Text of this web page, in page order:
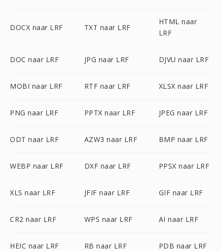
DOCX naar LRF TXT naar LRF
HTML naar
LRF
DOC naar LRF JPG naar LRF DJVU naar LRF
MOBI naar LRF RTF naar LRF XLSX naar LRF
PNG naar LRF PPTX naar LRF JPEG naar LRF
ODT naar LRF AZW3 naar LRF BMP naar LRF
WEBP naar LRF DXF naar LRF PPSX naar LRF
XLS naar LRF JFIF naar LRF GIF naar LRF
CR2 naar LRF WPS naar LRF AI naar LRF
HEIC naar LRF RB naar LRF PDB naar LRF